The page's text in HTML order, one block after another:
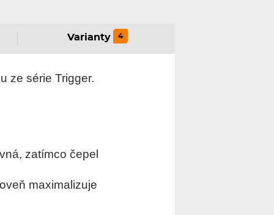
Varianty 4
ze série Trigger.
zatímco čepel
maximalizuje